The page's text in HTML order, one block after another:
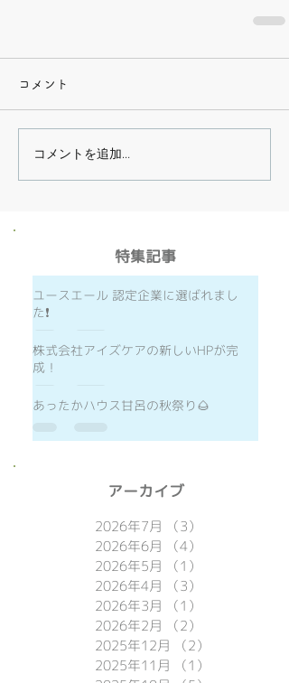
コメント
コメントを追加…
​特集記事
ユースエール 認定企業に選ばれまし
た❗️
株式会社アイズケアの新しいHPが完
成！
あったかハウス甘呂の秋祭り🌰
​アーカイブ
2026年7月 （3）
2026年6月
（4）
2026年5月
（1）
2026年4月
（3）
2026年3月
（1）
2026年2月
（2）
2025年12月
（2）
2025年11月
（1）